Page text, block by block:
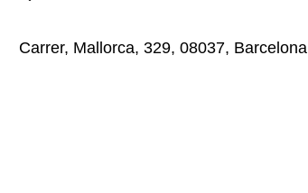
Carrer, Mallorca, 329, 08037,